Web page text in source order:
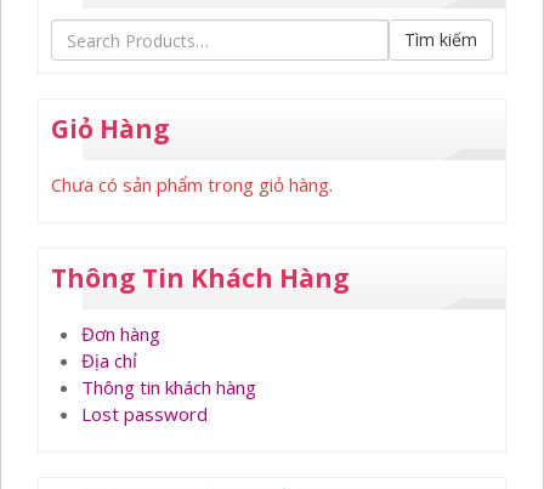
Tìm kiếm
Giỏ Hàng
Chưa có sản phẩm trong giỏ hàng.
Thông Tin Khách Hàng
Đơn hàng
Địa chỉ
Thông tin khách hàng
Lost password